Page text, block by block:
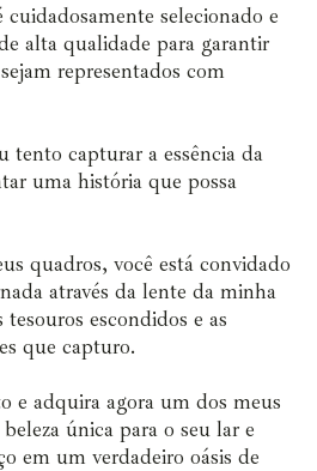
selecionado e
alta qualidade para garantir
representados com
tento capturar a essência da
uma história que possa
quadros, você está convidado
através da lente da minha
escondidos e as
que capturo.
e adquira agora um dos meus
única para o seu lar e
em um verdadeiro oásis de